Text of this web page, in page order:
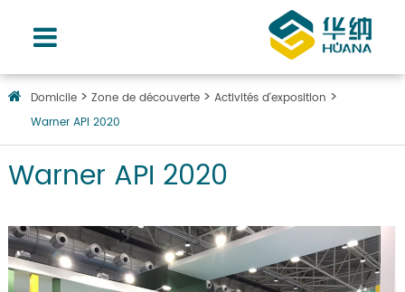
Domicile Zone de découverte
Activités d'exposition
Warner API 2020
Warner API 2020